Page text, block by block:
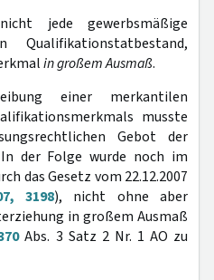
jede gewerbsmäßige
Qualifikationstatbestand,
in großem Ausmaß.
einer merkantilen
musste
Gebot der
der Folge wurde noch im
das Gesetz vom 22.12.2007
3198), nicht ohne aber
in großem Ausmaß
Abs. 3 Satz 2 Nr. 1 AO zu